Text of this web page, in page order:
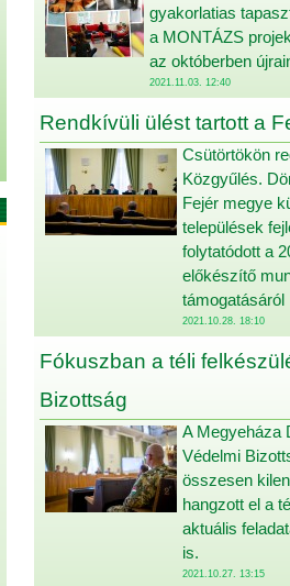
gyakorlatias
a MONTÁZS
az októberben
2021.11.03. 12:40
Rendkívüli ülést tartott a
Csütörtökön
Közgyűlés.
Fejér megye
települések
folytatódott a
előkészítő
2021.10.28. 18:10
Fókuszban a téli
Bizottság
A Megyeháza
Védelmi
összesen
hangzott el a
aktuális
is.
2021.10.27. 13:15